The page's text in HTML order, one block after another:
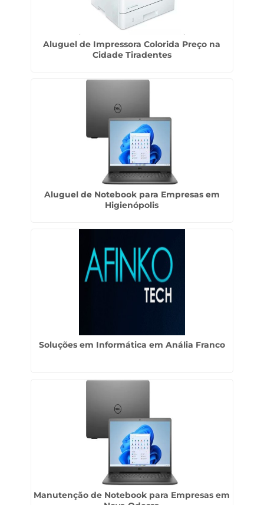
Aluguel de Impressora Colorida Preço na
Cidade Tiradentes
Aluguel de Notebook para Empresas em
Higienópolis
Soluções em Informática em Anália Franco
Manutenção de Notebook para Empresas em